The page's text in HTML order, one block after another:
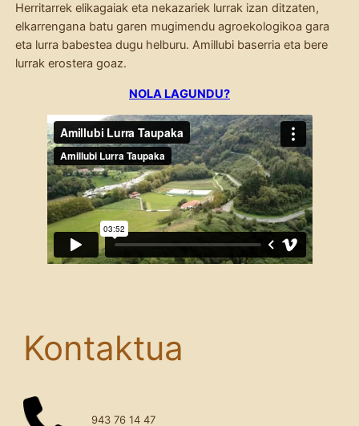
Herritarrek elikagaiak eta nekazariek lurrak izan ditzaten,
elkarrengana batu garen mugimendu agroekologikoa gara
eta lurra babestea dugu helburu. Amillubi baserria eta bere
lurrak erostera goaz.
NOLA LAGUNDU?
Kontaktua
943 76 14 47